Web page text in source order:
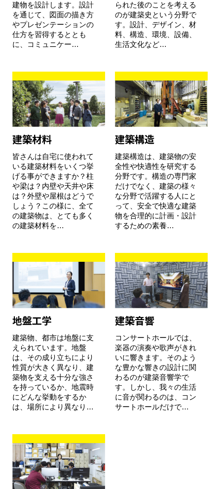
建物を設計します。設計
を通じて、図面の描き方
やプレゼンテーションの
仕方を習得するととも
に、コミュニケー…
られた後のことを考える
のが建築史という分野で
す。設計、デザイン、材
料、構造、環境、設備、
生活文化など…
建築材料
皆さんは自宅に使われて
いる建築材料をいくつ挙
げる事ができますか？柱
や梁は？内壁や天井や床
は？外壁や屋根はどうで
しょう？この様に、全て
の建築物は、とても多く
の建築材料を…
建築構造
建築構造は、建築物の安
全性や快適性を研究する
分野です。構造の専門家
だけでなく、建築の様々
な分野で活躍する人にと
って、安全で快適な建築
物を合理的に計画・設計
するための素養…
地盤工学
建築物、都市は地盤に支
えられています。地盤
は、その成り立ちにより
性質が大きく異なり、建
築物を支える十分な強さ
を持っているか、地震時
にどんな挙動をするか
は、場所により異なり…
建築音響
コンサートホールでは、
楽器の演奏や歌声がきれ
いに響きます。そのよう
な豊かな響きの設計に関
わるのが建築音響学で
す。しかし、我々の生活
に音が関わるのは、コン
サートホールだけで…